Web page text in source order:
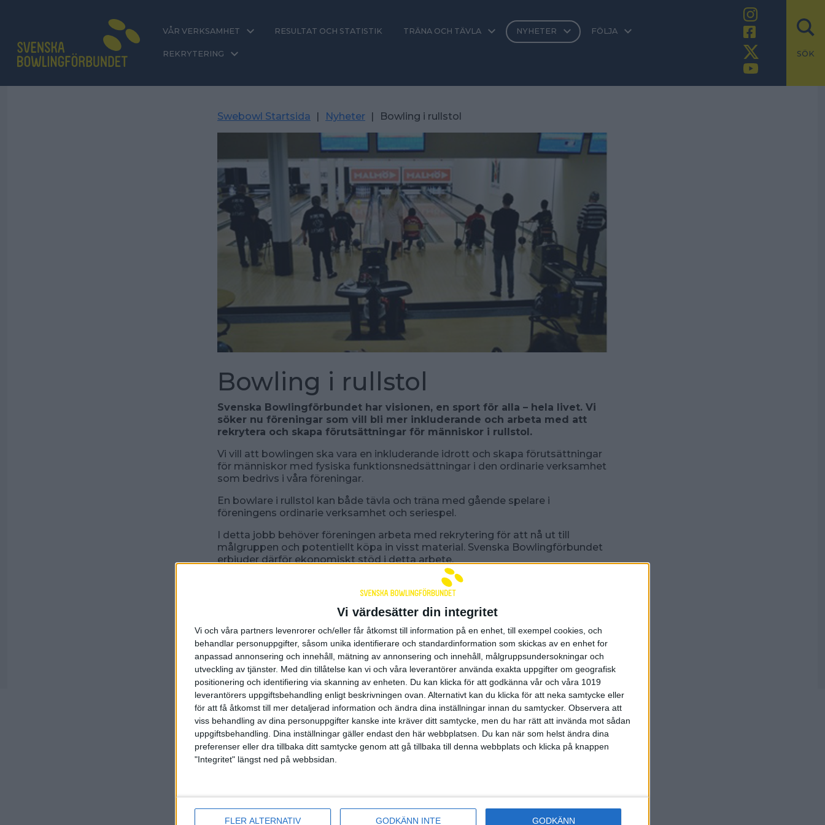
Vi värdesätter din integritet
Vi och våra partners levenrorer och/eller får åtkomst till information på en enhet, till exempel cookies, och
behandlar personuppgifter, såsom unika identifierare och standardinformation som skickas av en enhet for
anpassad annonsering och innehåll, mätning av annonsering och innehåll, målgruppsundersokningar och
utveckling av tjänster. Med din tillåtelse kan vi och våra leverantörer använda exakta uppgifter om geografisk
positionering och identifiering via skanning av enheten. Du kan klicka för att godkänna vår och våra 1019
leverantörers uppgiftsbehandling enligt beskrivningen ovan. Alternativt kan du klicka för att neka samtycke eller
för att få åtkomst till mer detaljerad information och ändra dina inställningar innan du samtycker. Observera att
viss behandling av dina personuppgifter kanske inte kräver ditt samtycke, men du har rätt att invända mot sådan
uppgiftsbehandling. Dina inställningar gäller endast den här webbplatsen. Du kan när som helst ändra dina
preferenser eller dra tillbaka ditt samtycke genom att gå tillbaka till denna webbplats och klicka på knappen
"Integritet" längst ned på webbsidan.
FLER ALTERNATIV GODKÄNN INTE GODKÄNN
VÅR VERKSAMHET RESULTAT OCH STATISTIK TRÄNA OCH TÄVLA NYHETER FÖLJA
SÖK
REKRYTERING
Swebowl Startsida | Nyheter | Bowling i rullstol
Bowling i rullstol
Svenska Bowlingförbundet har visionen, en sport för alla – hela livet. Vi
söker nu föreningar som vill bli mer inkluderande och arbeta med att
rekrytera och skapa förutsättningar för människor i rullstol.
Vi vill att bowlingen ska vara en inkluderande idrott och skapa förutsättningar
för människor med fysiska funktionsnedsättningar i den ordinarie verksamhet
som bedrivs i våra föreningar.
En bowlare i rullstol kan både tävla och träna med gående spelare i
föreningens ordinarie verksamhet och seriespel.
I detta jobb behöver föreningen arbeta med rekrytering för att nå ut till
målgruppen och potentiellt köpa in visst material. Svenska Bowlingförbundet
erbjuder därför ekonomiskt stöd i detta arbete.
Låter detta intressant, har du frågor eller vill veta mer?
johanna.svenungsson@swebowl.se
31 augusti 2022 16:02
Sponsorer och samarbetspartners